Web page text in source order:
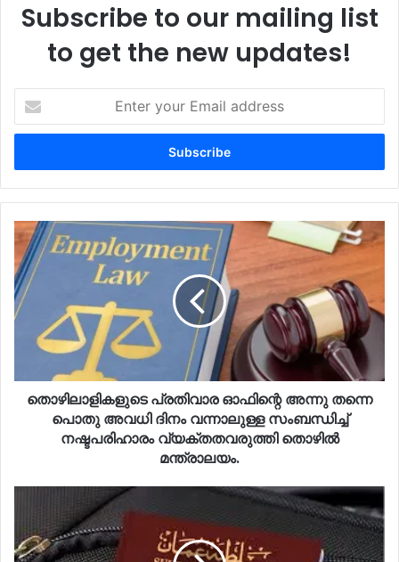
Subscribe to our mailing list
to get the new updates!
your
Email
തൊഴിലാളികളുടെ പ്രതിവാര ഓഫിന്റെ അന്നു തന്നെ
പൊതു അവധി ദിനം വന്നാലുള്ള സംബന്ധിച്ച്
നഷ്ടപരിഹാരം വ്യക്തതവരുത്തി തൊഴിൽ
മന്ത്രാലയം.